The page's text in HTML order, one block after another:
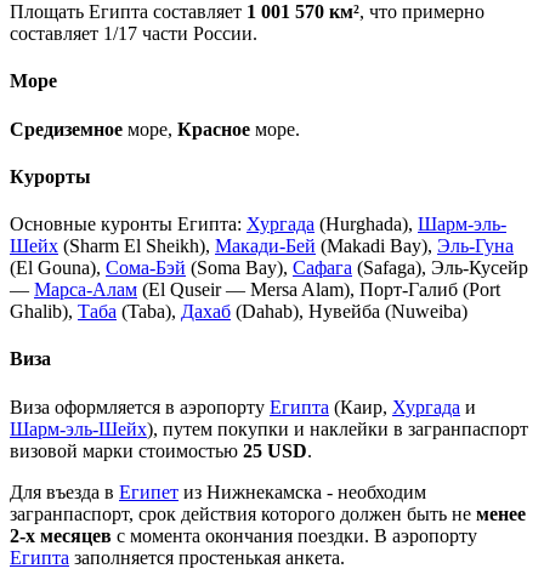
Площать Египта составляет 1 001 570 км², что примерно
составляет 1/17 части России.
Море
Средиземное море, Красное море.
Курорты
Основные куронты Египта: Хургада (Hurghada), Шарм-эль-
Шейх (Sharm El Sheikh), Макади-Бей (Makadi Bay), Эль-Гуна
(El Gouna), Сома-Бэй (Soma Bаy), Сафага (Safaga), Эль-Кусейр
— Марса-Алам (El Quseir — Mersa Alam), Порт-Галиб (Port
Ghalib), Таба (Taba), Дахаб (Dahab), Нувейба (Nuweiba)
Виза
Виза оформляется в аэропорту Египта (Каир, Хургада и
Шарм-эль-Шейх), путем покупки и наклейки в загранпаспорт
визовой марки стоимостью 25 USD.
Для въезда в Египет из Нижнекамска - необходим
загранпаспорт, срок действия которого должен быть не менее
2-х месяцев с момента окончания поездки. В аэропорту
Египта заполняется простенькая анкета.